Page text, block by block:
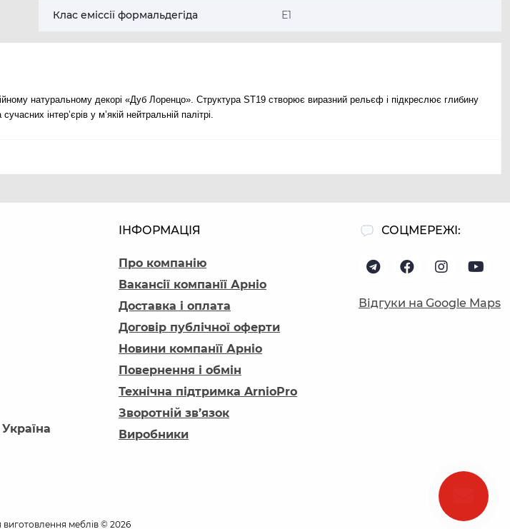
Клас еміссії формальдегіда E1
натуральному декорі «Дуб Лоренцо». Структура ST19 створює виразний рельєф і підкреслює глибину
інтер’єрів у м’якій нейтральній палітрі.
ІНФОРМАЦІЯ
Про компанію
Вакансії компанїї Арніо
Доставка і оплата
Договір публічної оферти
Новини компанїї Арніо
Повернення і обмін
Технічна підтримка ArnioPro
Зворотній зв’язок
Виробники
СОЦМЕРЕЖІ:
Відгуки на Google Maps
меблів © 2026